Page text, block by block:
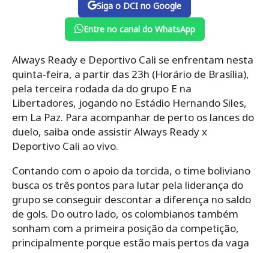
Siga o DCI no Google
Entre no canal do WhatsApp
Always Ready e Deportivo Cali se enfrentam nesta
quinta-feira, a partir das 23h (Horário de Brasília),
pela terceira rodada da do grupo E na
Libertadores, jogando no Estádio Hernando Siles,
em La Paz. Para acompanhar de perto os lances do
duelo, saiba onde assistir Always Ready x
Deportivo Cali ao vivo.
Contando com o apoio da torcida, o time boliviano
busca os três pontos para lutar pela liderança do
grupo se conseguir descontar a diferença no saldo
de gols. Do outro lado, os colombianos também
sonham com a primeira posição da competição,
principalmente porque estão mais pertos da vaga